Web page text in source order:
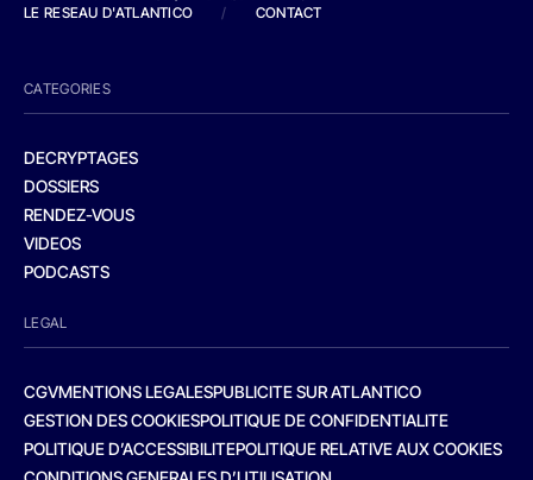
LE RESEAU D'ATLANTICO
/ CONTACT
CATEGORIES
DECRYPTAGES
DOSSIERS
RENDEZ-VOUS
VIDEOS
PODCASTS
LEGAL
CGVMENTIONS LEGALESPUBLICITE SUR ATLANTICO
GESTION DES COOKIESPOLITIQUE DE CONFIDENTIALITE
POLITIQUE D’ACCESSIBILITEPOLITIQUE RELATIVE AUX COOKIES